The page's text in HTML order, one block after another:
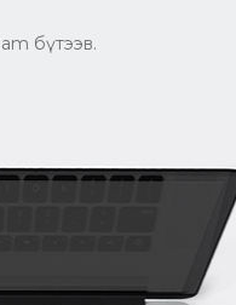
бүтээв.